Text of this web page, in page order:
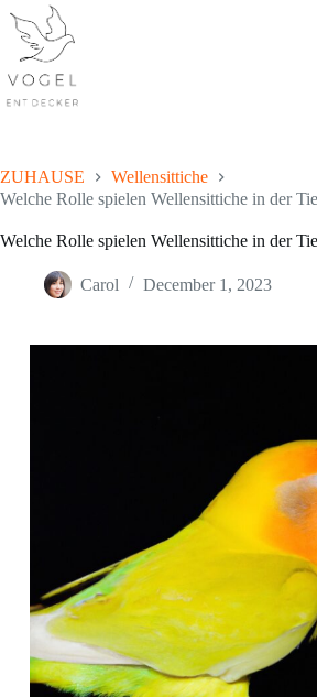
content
ZUHAUSE
Wellensittiche
Welche Rolle spielen Wellensittiche in der
Welche Rolle spielen Wellensittiche in der
Carol December 1, 2023